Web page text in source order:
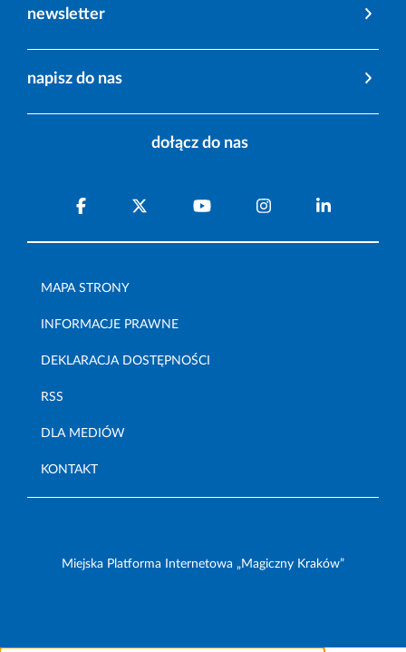
newsletter
napisz do nas
dołącz do nas
MAPA STRONY
INFORMACJE PRAWNE
DEKLARACJA DOSTĘPNOŚCI
RSS
DLA MEDIÓW
KONTAKT
Miejska Platforma Internetowa „Magiczny Kraków”